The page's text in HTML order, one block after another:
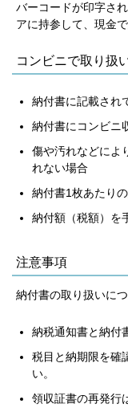
バーコードが印字さ
アに持参して、現金
コンビニで取り扱
納付書に記載され
納付書にコンビニ
傷や汚れなどによ
れない場合
納付書1枚あたり
納付額（税額）を
注意事項
納付書の取り扱いに
納税通知書と納付
税目と納期限を確
い。
領収証書の再発行